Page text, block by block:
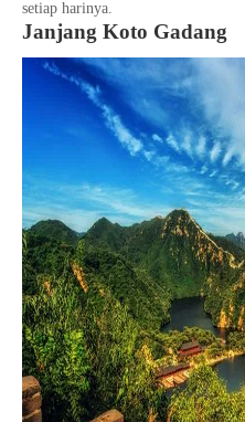
setiap harinya.
Janjang Koto Gadang